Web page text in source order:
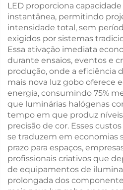
LED proporciona
instantânea, permitindo
intensidade total, sem
exigidos por sistemas
Essa ativação imediata
durante ensaios, eventos e
produção, onde a eficiência
mais nova luz gobo oferece
energia, consumindo 75%
que luminárias halógenas
tempo em que produz
precisão de cor. Esses
se traduzem em economias
prazo para espaços,
profissionais criativos que
de equipamentos de
prolongada dos